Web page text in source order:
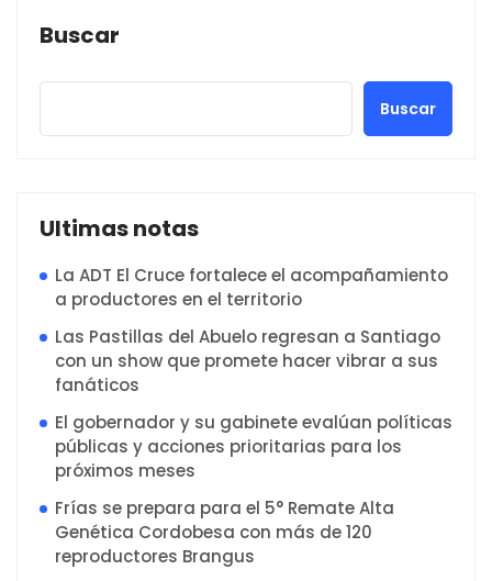
Buscar
Buscar
Ultimas notas
La ADT El Cruce fortalece el acompañamiento
a productores en el territorio
Las Pastillas del Abuelo regresan a Santiago
con un show que promete hacer vibrar a sus
fanáticos
El gobernador y su gabinete evalúan políticas
públicas y acciones prioritarias para los
próximos meses
Frías se prepara para el 5° Remate Alta
Genética Cordobesa con más de 120
reproductores Brangus